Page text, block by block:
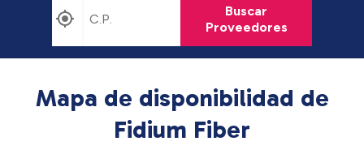
Buscar
Proveedores
Mapa de disponibilidad de
Fidium Fiber